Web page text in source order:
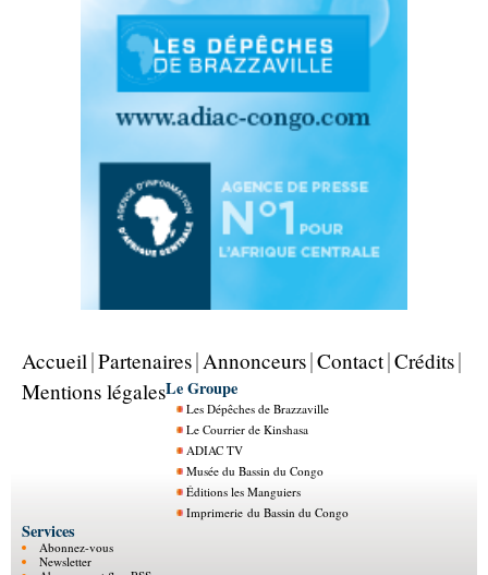
Accueil Partenaires Annonceurs Contact Crédits
Mentions légalesLe Groupe
Les Dépêches de Brazzaville
Le Courrier de Kinshasa
ADIAC TV
Musée du Bassin du Congo
Éditions les Manguiers
Imprimerie du Bassin du Congo
Services
Abonnez-vous
Newsletter